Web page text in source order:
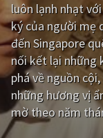
Phiêu lưu
Viễn tưởng
Hoạt hình
Tình cảm - Lãng mạn
luôn lạnh nhạt
ký của người mẹ
đến Singapore
nối kết lại những
phá về nguồn
những hương vị
mờ theo năm